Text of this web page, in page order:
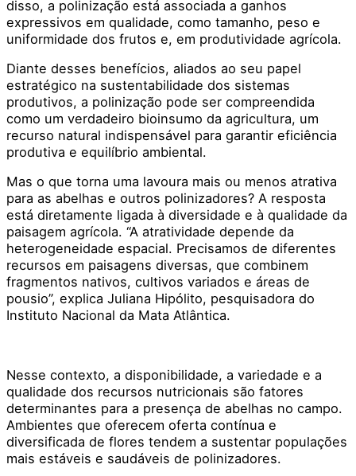
disso, a polinização está associada a ganhos
expressivos em qualidade, como tamanho, peso e
uniformidade dos frutos e, em produtividade agrícola.
Diante desses benefícios, aliados ao seu papel
estratégico na sustentabilidade dos sistemas
produtivos, a polinização pode ser compreendida
como um verdadeiro bioinsumo da agricultura, um
recurso natural indispensável para garantir eficiência
produtiva e equilíbrio ambiental.
Mas o que torna uma lavoura mais ou menos atrativa
para as abelhas e outros polinizadores? A resposta
está diretamente ligada à diversidade e à qualidade da
paisagem agrícola. “A atratividade depende da
heterogeneidade espacial. Precisamos de diferentes
recursos em paisagens diversas, que combinem
fragmentos nativos, cultivos variados e áreas de
pousio”, explica Juliana Hipólito, pesquisadora do
Instituto Nacional da Mata Atlântica.
Nesse contexto, a disponibilidade, a variedade e a
qualidade dos recursos nutricionais são fatores
determinantes para a presença de abelhas no campo.
Ambientes que oferecem oferta contínua e
diversificada de flores tendem a sustentar populações
mais estáveis e saudáveis de polinizadores.